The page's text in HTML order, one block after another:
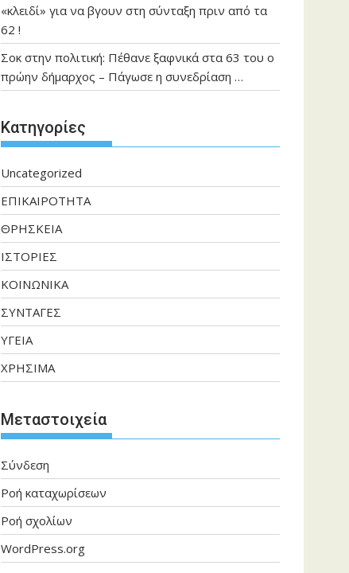
«κλειδί» για να βγουν στη σύνταξη πριν από τα
62 !
Σοκ στην πολιτική: Πέθανε ξαφνικά στα 63 του ο
πρώην δήμαρχος – Πάγωσε η συνεδρίαση …
Kατηγορίες
Uncategorized
ΕΠΙΚΑΙΡΟΤΗΤΑ
ΘΡΗΣΚΕΙΑ
ΙΣΤΟΡΙΕΣ
ΚΟΙΝΩΝΙΚΑ
ΣΥΝΤΑΓΕΣ
ΥΓΕΙΑ
ΧΡΗΣΙΜΑ
Μεταστοιχεία
Σύνδεση
Ροή καταχωρίσεων
Ροή σχολίων
WordPress.org